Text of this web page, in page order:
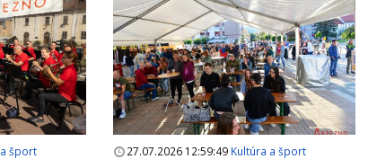
šport 27.07.2026 12:59:49 Kultúra a šport